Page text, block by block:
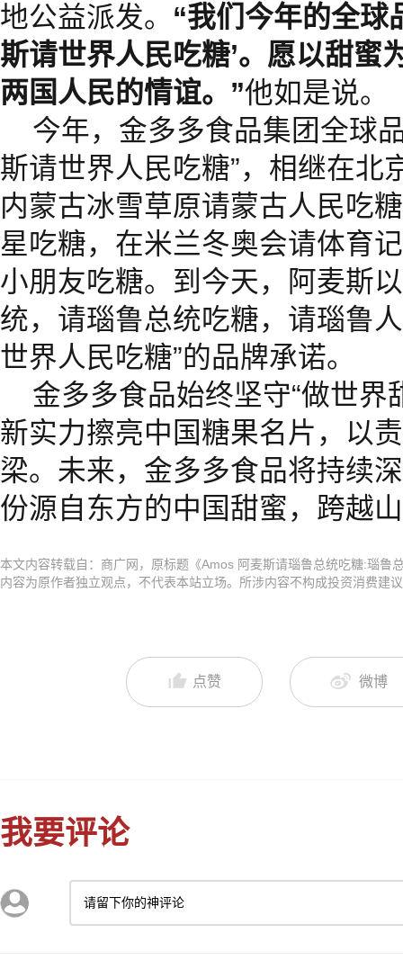
地公益派发。 “我们今年的全球
斯请世界人民吃糖’。愿以甜蜜
两国人民的情谊。”他如是说。
今年，金多多食品集团全球
斯请世界人民吃糖”，相继在北
内蒙古冰雪草原请蒙古人民吃
星吃糖，在米兰冬奥会请体育
小朋友吃糖。到今天，阿麦斯
统，请瑙鲁总统吃糖，请瑙鲁
世界人民吃糖”的品牌承诺。
金多多食品始终坚守“做世界
新实力擦亮中国糖果名片，以
梁。未来，金多多食品将持续
份源自东方的中国甜蜜，跨越
本文内容转载自：商广网，原标题《Amos 阿麦斯请瑙鲁总统吃糖:瑙鲁
内容为原作者独立观点，不代表本站立场。所涉内容不构成投资消费建
点赞 微博
我要评论
请留下你的神评论